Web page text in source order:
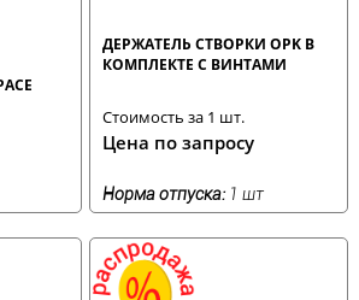
ДЕРЖАТЕЛЬ СТВОРКИ OPK В
КОМПЛЕКТЕ С ВИНТАМИ
Стоимость за 1 шт.
Цена по запросу
Норма отпуска: 1 шт